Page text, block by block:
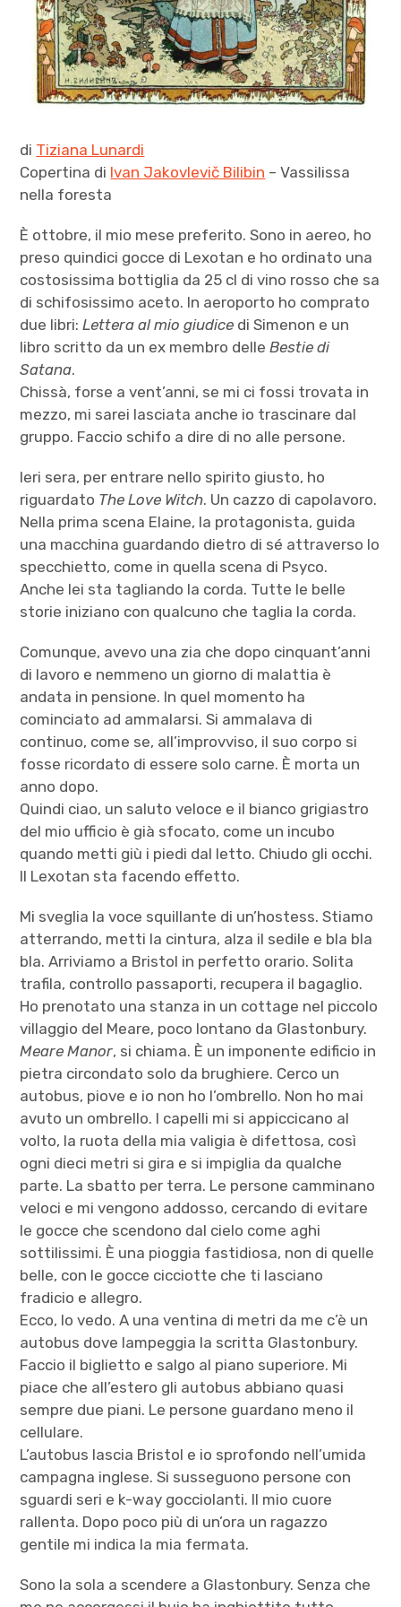
di Tiziana Lunardi
Copertina di Ivan Jakovlevič Bilibin – Vassilissa
nella foresta
È ottobre, il mio mese preferito. Sono in aereo, ho
preso quindici gocce di Lexotan e ho ordinato una
costosissima bottiglia da 25 cl di vino rosso che sa
di schifosissimo aceto. In aeroporto ho comprato
due libri:Lettera al mio giudice di Simenon e un
libro scritto da un ex membro delleBestie di
Satana.
Chissà, forse a vent’anni, se mi ci fossi trovata in
mezzo, mi sarei lasciata anche io trascinare dal
gruppo. Faccio schifo a dire di no alle persone.
Ieri sera, per entrare nello spirito giusto, ho
riguardato The Love Witch. Un cazzo di capolavoro.
Nella prima scena Elaine, la protagonista, guida
una macchina guardando dietro di sé attraverso lo
specchietto, come in quella scena di Psyco.
Anche lei sta tagliando la corda. Tutte le belle
storie iniziano con qualcuno che taglia la corda.
Comunque, avevo una zia che dopo cinquant’anni
di lavoro e nemmeno un giorno di malattia è
andata in pensione. In quel momento ha
cominciato ad ammalarsi. Si ammalava di
continuo, come se, all’improvviso, il suo corpo si
fosse ricordato di essere solo carne. È morta un
anno dopo.
Quindi ciao, un saluto veloce e il bianco grigiastro
del mio ufficio è già sfocato, come un incubo
quando metti giù i piedi dal letto. Chiudo gli occhi.
Il Lexotan sta facendo effetto.
Mi sveglia la voce squillante di un’hostess. Stiamo
atterrando, metti la cintura, alza il sedile e bla bla
bla. Arriviamo a Bristol in perfetto orario. Solita
trafila, controllo passaporti, recupera il bagaglio.
Ho prenotato una stanza in un cottage nel piccolo
villaggio del Meare, poco lontano da Glastonbury.
Meare Manor, si chiama. È un imponente edificio in
pietra circondato solo da brughiere. Cerco un
autobus, piove e io non ho l’ombrello. Non ho mai
avuto un ombrello. I capelli mi si appiccicano al
volto, la ruota della mia valigia è difettosa, così
ogni dieci metri si gira e si impiglia da qualche
parte. La sbatto per terra. Le persone camminano
veloci e mi vengono addosso, cercando di evitare
le gocce che scendono dal cielo come aghi
sottilissimi. È una pioggia fastidiosa, non di quelle
belle, con le gocce cicciotte che ti lasciano
fradicio e allegro.
Ecco, lo vedo. A una ventina di metri da me c’è un
autobus dove lampeggia la scritta Glastonbury.
Faccio il biglietto e salgo al piano superiore. Mi
piace che all’estero gli autobus abbiano quasi
sempre due piani. Le persone guardano meno il
cellulare.
L’autobus lascia Bristol e io sprofondo nell’umida
campagna inglese. Si susseguono persone con
sguardi seri e k-way gocciolanti. Il mio cuore
rallenta. Dopo poco più di un’ora un ragazzo
gentile mi indica la mia fermata.
Sono la sola a scendere a Glastonbury. Senza che